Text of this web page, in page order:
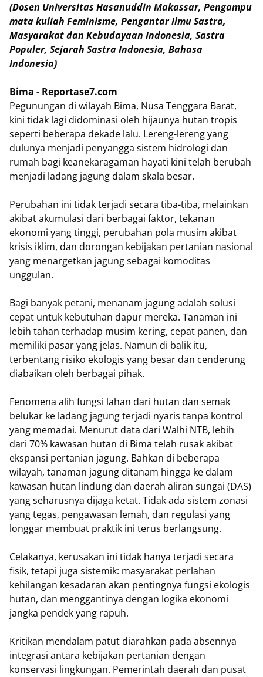
(Dosen Universitas Hasanuddin Makassar, Pengampu
mata kuliah Feminisme, Pengantar Ilmu Sastra,
Masyarakat dan Kebudayaan Indonesia, Sastra
Populer, Sejarah Sastra Indonesia, Bahasa
Indonesia)
Bima - Reportase7.com
Pegunungan di wilayah Bima, Nusa Tenggara Barat,
kini tidak lagi didominasi oleh hijaunya hutan tropis
seperti beberapa dekade lalu. Lereng-lereng yang
dulunya menjadi penyangga sistem hidrologi dan
rumah bagi keanekaragaman hayati kini telah berubah
menjadi ladang jagung dalam skala besar.
Perubahan ini tidak terjadi secara tiba-tiba, melainkan
akibat akumulasi dari berbagai faktor, tekanan
ekonomi yang tinggi, perubahan pola musim akibat
krisis iklim, dan dorongan kebijakan pertanian nasional
yang menargetkan jagung sebagai komoditas
unggulan.
Bagi banyak petani, menanam jagung adalah solusi
cepat untuk kebutuhan dapur mereka. Tanaman ini
lebih tahan terhadap musim kering, cepat panen, dan
memiliki pasar yang jelas. Namun di balik itu,
terbentang risiko ekologis yang besar dan cenderung
diabaikan oleh berbagai pihak.
Fenomena alih fungsi lahan dari hutan dan semak
belukar ke ladang jagung terjadi nyaris tanpa kontrol
yang memadai. Menurut data dari Walhi NTB, lebih
dari 70% kawasan hutan di Bima telah rusak akibat
ekspansi pertanian jagung. Bahkan di beberapa
wilayah, tanaman jagung ditanam hingga ke dalam
kawasan hutan lindung dan daerah aliran sungai (DAS)
yang seharusnya dijaga ketat. Tidak ada sistem zonasi
yang tegas, pengawasan lemah, dan regulasi yang
longgar membuat praktik ini terus berlangsung.
Celakanya, kerusakan ini tidak hanya terjadi secara
fisik, tetapi juga sistemik: masyarakat perlahan
kehilangan kesadaran akan pentingnya fungsi ekologis
hutan, dan menggantinya dengan logika ekonomi
jangka pendek yang rapuh.
Kritikan mendalam patut diarahkan pada absennya
integrasi antara kebijakan pertanian dengan
konservasi lingkungan. Pemerintah daerah dan pusat